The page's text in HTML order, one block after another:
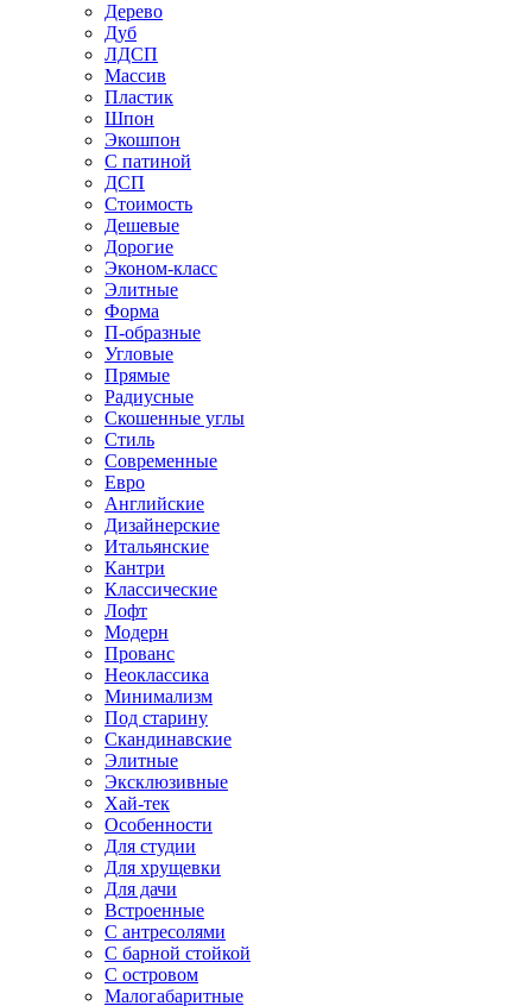
Дерево
Дуб
ЛДСП
Массив
Пластик
Шпон
Экошпон
С патиной
ДСП
Стоимость
Дешевые
Дорогие
Эконом-класс
Элитные
Форма
П-образные
Угловые
Прямые
Радиусные
Скошенные углы
Стиль
Современные
Евро
Английские
Дизайнерские
Итальянские
Кантри
Классические
Лофт
Модерн
Прованс
Неоклассика
Минимализм
Под старину
Скандинавские
Элитные
Эксклюзивные
Хай-тек
Особенности
Для студии
Для хрущевки
Для дачи
Встроенные
С антресолями
С барной стойкой
С островом
Малогабаритные